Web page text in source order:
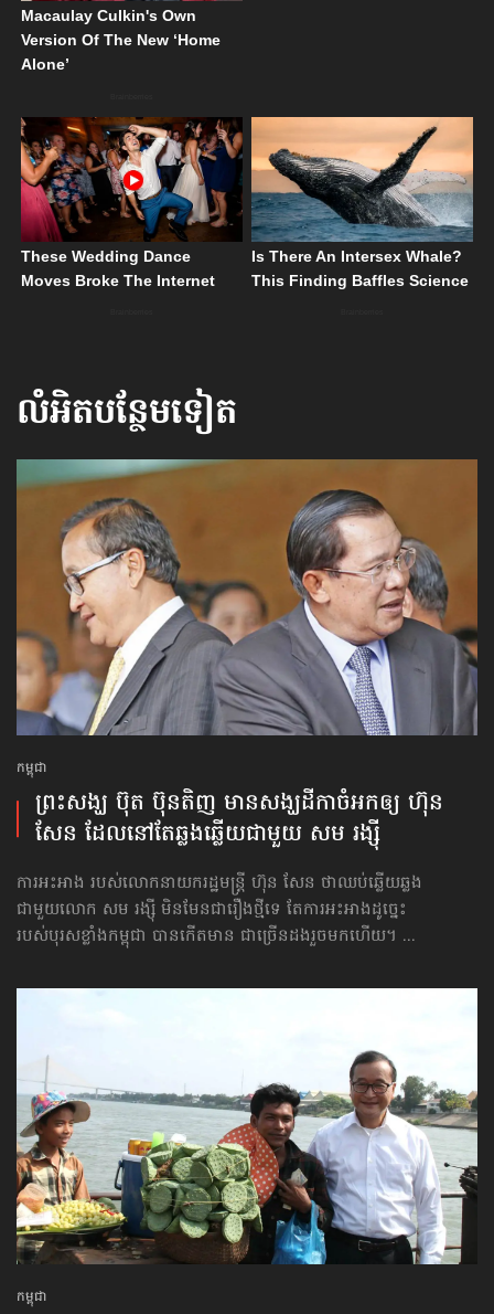
លំអិតបន្ថែមទៀត
កម្ពុជា
ព្រះសង្ឃ ប៊ុត ប៊ុនតិញ មាន​សង្ឃដីកា​ចំអក​ឲ្យ ហ៊ុន
សែន ដែល​នៅតែ​ឆ្លងឆ្លើយ​ជាមួយ សម រង្ស៊ី
ការអះអាង របស់លោកនាយករដ្ឋមន្ត្រី ហ៊ុន សែន ថាឈប់ឆ្លើយឆ្លង
ជាមួយលោក សម រង្ស៊ី មិនមែនជារឿងថ្មីទេ តែការអះអាងដូច្នេះ
របស់បុរសខ្លាំងកម្ពុជា បានកើតមាន ជាច្រើនដងរួចមកហើយ។ ...
កម្ពុជា